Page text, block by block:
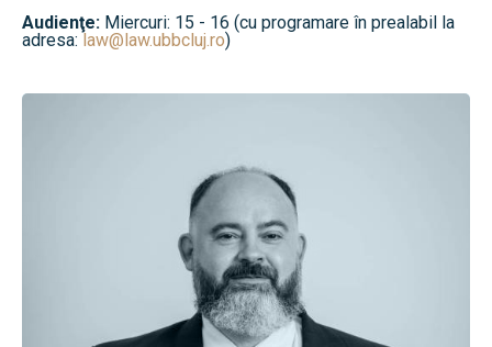
Audienţe: Miercuri: 15 - 16 (cu programare în prealabil la
adresa: law@law.ubbcluj.ro)